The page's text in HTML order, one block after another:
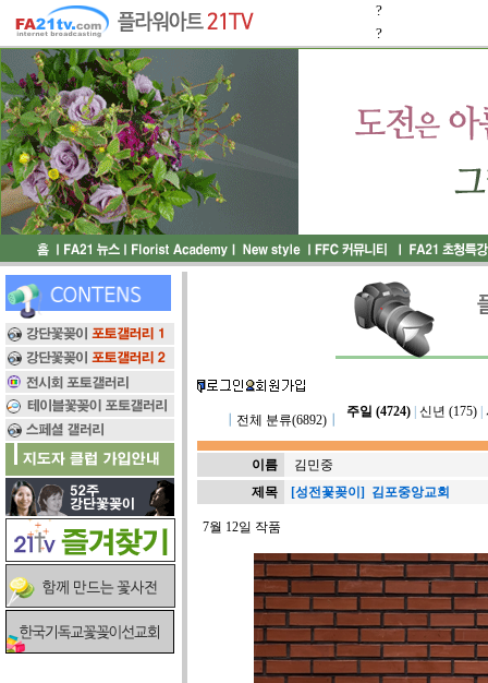
?
?
전체 분류(6892)┃
주일 (4724)| 신년 (175)|
이름
김민중
제목
[성전꽃꽂이] 김포중앙교회
7월 12일 작품